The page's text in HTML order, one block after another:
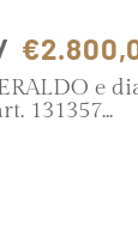
e
131357